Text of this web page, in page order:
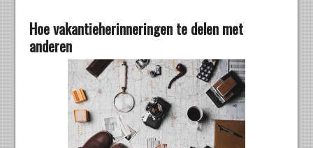
Hoe vakantieherinneringen te delen met
anderen